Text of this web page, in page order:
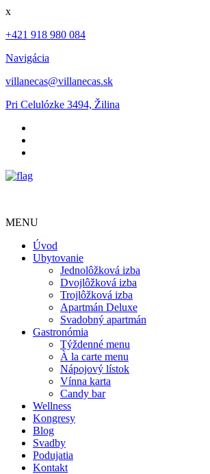
x
+421 918 980 084
Navigácia
villanecas@villanecas.sk
Pri Celulózke 3494, Žilina
MENU
Úvod
Ubytovanie
Jednolôžková izba
Dvojlôžková izba
Trojlôžková izba
Apartmán Deluxe
Svadobný apartmán
Gastronómia
Týždenné menu
À la carte menu
Nápojový lístok
Vínna karta
Candy bar
Wellness
Kongresy
Blog
Svadby
Podujatia
Kontakt